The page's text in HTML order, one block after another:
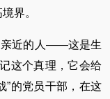
界。
亲近的人——这是生
这个真理，它会给
”的党员干部，在这